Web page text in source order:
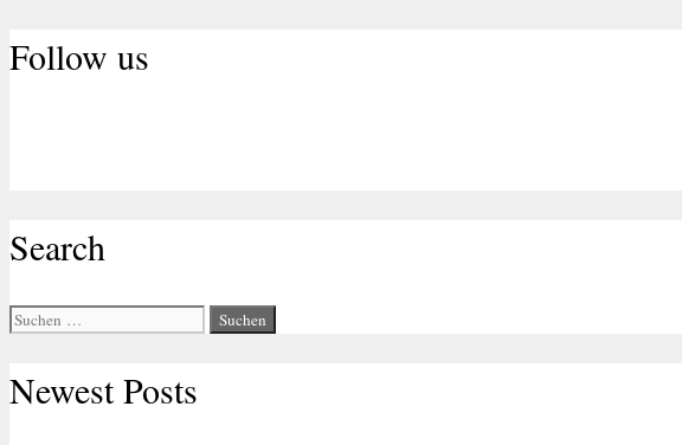
Follow us
Search
Suche
Newest Posts